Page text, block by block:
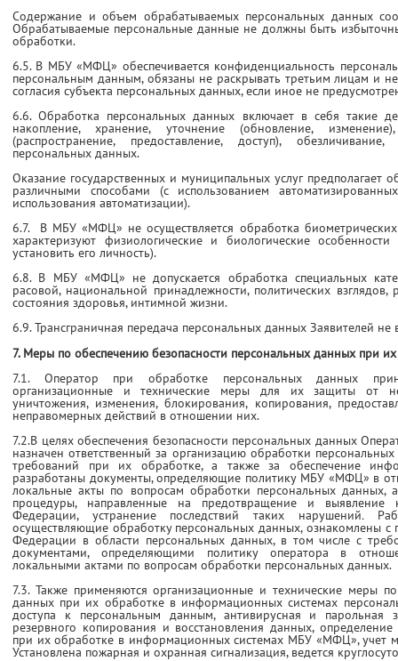
Содержание и объем обрабатываемых персональных данных
Обрабатываемые персональные данные не должны быть
обработки.
6.5. В МБУ «МФЦ» обеспечивается конфиденциальность
персональным данным, обязаны не раскрывать третьим лицам и
согласия субъекта персональных данных, если иное не
6.6. Обработка персональных данных включает в себя такие
накопление, хранение, уточнение (обновление,
(распространение, предоставление, доступ),
персональных данных.
Оказание государственных и муниципальных услуг предполагает
различными способами (с использованием
использования автоматизации).
6.7. В МБУ «МФЦ» не осуществляется обработка
характеризуют физиологические и биологические
установить его личность).
6.8. В МБУ «МФЦ» не допускается обработка специальных
расовой, национальной принадлежности, политических
состояния здоровья, интимной жизни.
6.9. Трансграничная передача персональных данных Заявителей не
7. Меры по обеспечению безопасности персональных данных при
7.1. Оператор при обработке персональных данных
организационные и технические меры для их защиты от
уничтожения, изменения, блокирования, копирования,
неправомерных действий в отношении них.
7.2.В целях обеспечения безопасности персональных данных
назначен ответственный за организацию обработки
требований при их обработке, а также за обеспечение
разработаны документы, определяющие политику МБУ «МФЦ» в
локальные акты по вопросам обработки персональных данных,
процедуры, направленные на предотвращение и выявление
Федерации, устранение последствий таких нарушений.
осуществляющие обработку персональных данных, ознакомлены с
Федерации в области персональных данных, в том числе с
документами, определяющими политику оператора в
локальными актами по вопросам обработки персональных данных.
7.3. Также применяются организационные и технические меры
данных при их обработке в информационных системах
доступа к персональным данным, антивирусная и парольная
резервного копирования и восстановления данных,
при их обработке в информационных системах МБУ «МФЦ», учет
Установлена пожарная и охранная сигнализация, ведется